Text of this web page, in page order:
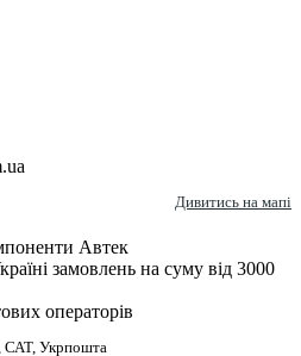
Дивитись на мапі
Автек
замовлень на суму від 3000
операторів
САТ, Укрпошта